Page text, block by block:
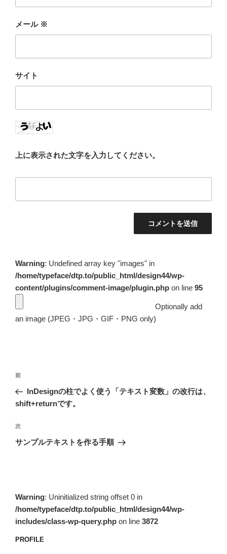
メール ※
サイト
上に表示された文字を入力してください。
Warning: Undefined array key "images" in
/home/typeface/dtp.to/public_html/design44/wp-
content/plugins/comment-image/plugin.php on line 95
Optionally add
an image (JPEG・JPG・GIF・PNG only)
投
ナ
ゲ
ー
前
の
投
前
InDesignの柱でよく使う「テキスト変数」の改行は、
shift+returnです。
次
の
次
サンプルテキストを作る手順
Warning: Uninitialized string offset 0 in
/home/typeface/dtp.to/public_html/design44/wp-
includes/class-wp-query.php on line 3872
PROFILE